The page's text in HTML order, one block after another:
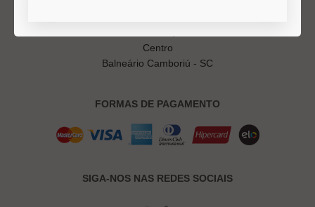
Centro
Balneário Camboriú - SC
FORMAS DE PAGAMENTO
SIGA-NOS NAS REDES SOCIAIS